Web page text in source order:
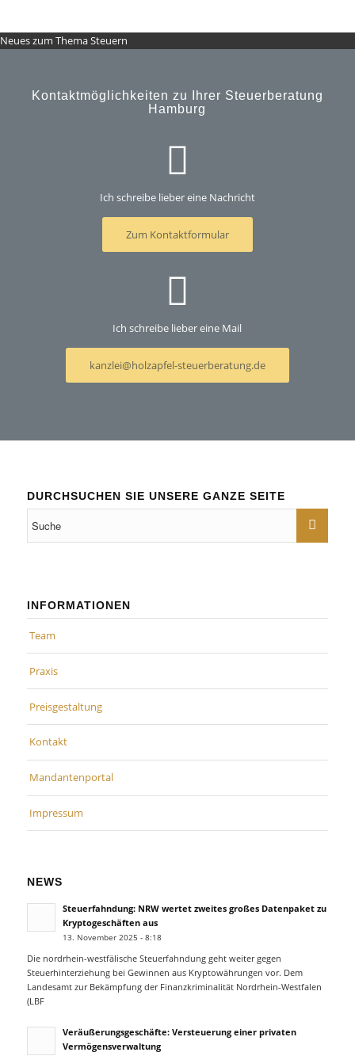
Neues zum Thema Steuern
Kontaktmöglichkeiten zu Ihrer Steuerberatung
Hamburg
Ich schreibe lieber eine Nachricht
Zum Kontaktformular
Ich schreibe lieber eine Mail
kanzlei@holzapfel-steuerberatung.de
DURCHSUCHEN SIE UNSERE GANZE SEITE
INFORMATIONEN
Team
Praxis
Preisgestaltung
Kontakt
Mandantenportal
Impressum
NEWS
Steuerfahndung: NRW wertet zweites großes Datenpaket zu
Kryptogeschäften aus
13. November 2025 - 8:18
Die nordrhein-westfälische Steuerfahndung geht weiter gegen
Steuerhinterziehung bei Gewinnen aus Kryptowährungen vor. Dem
Landesamt zur Bekämpfung der Finanzkriminalität Nordrhein-Westfalen
(LBF
Veräußerungsgeschäfte: Versteuerung einer privaten
Vermögensverwaltung